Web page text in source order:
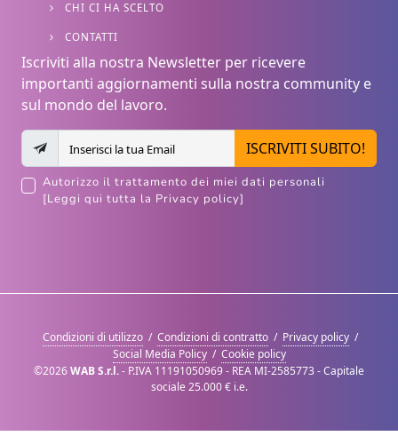
CHI CI HA SCELTO
CONTATTI
Iscriviti alla nostra Newsletter per ricevere
importanti aggiornamenti sulla nostra community e
sul mondo del lavoro.
ISCRIVITI SUBITO!
Autorizzo il trattamento dei miei dati personali
[Leggi qui tutta la Privacy policy]
Condizioni di utilizzo / Condizioni di contratto / Privacy policy /
Social Media Policy / Cookie policy
©2026WAB S.r.l.- P.IVA 11191050969 - REA MI-2585773 - Capitale
sociale 25.000 € i.e.